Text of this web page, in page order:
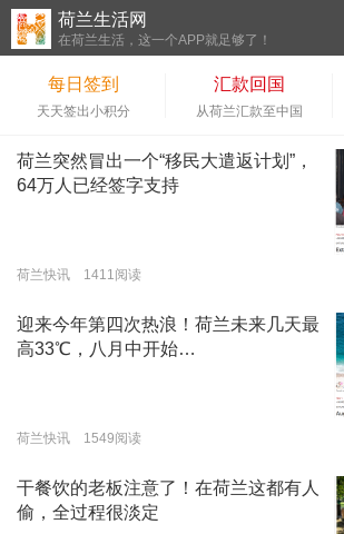
荷兰生活网
在荷兰生活，这一个APP就足够了！
每日签到
天天签出小积分
汇款回国
从荷兰汇款至中国
荷兰突然冒出一个“移民大遣返计划”，
64万人已经签字支持
荷兰快讯 1411阅读
迎来今年第四次热浪！荷兰未来几天最
高33℃，八月中开始…
荷兰快讯 1549阅读
干餐饮的老板注意了！在荷兰这都有人
偷，全过程很淡定